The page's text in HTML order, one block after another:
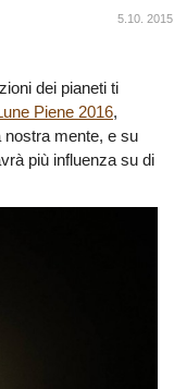
5.10. 2015
dei pianeti ti
Piene 2016,
nostra mente, e su
più influenza su di